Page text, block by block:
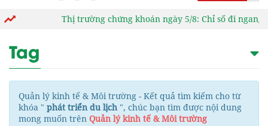
Thị trường chứng khoán ngày 5/8: Chỉ số đi
Tag
Quản lý kinh tế & Môi trường - Kết quả tìm kiếm cho từ
khóa " phát triển du lịch ", chúc bạn tìm được nội dung
mong muốn trên Quản lý kinh tế & Môi trường